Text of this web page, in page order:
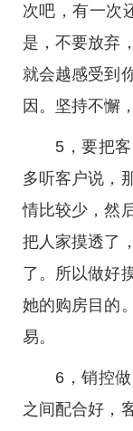
次吧，有一次
是，不要放弃
就会越感受到
因。坚持不懈
5，要把
多听客户说，
情比较少，然
把人家摸透了
了。所以做好
她的购房目的
易。
6，销控
之间配合好，